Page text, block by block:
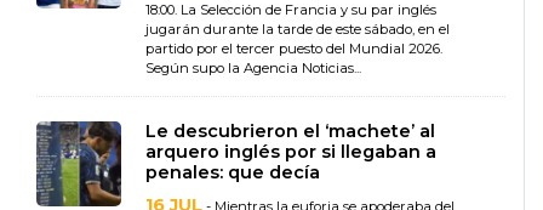
18:00. La Selección de Francia y su par inglés
jugarán durante la tarde de este sábado, en el
partido por el tercer puesto del Mundial 2026.
Según supo la Agencia Noticias...
Le descubrieron el ‘machete’ al
arquero inglés por si llegaban a
penales: que decía
16 JUL